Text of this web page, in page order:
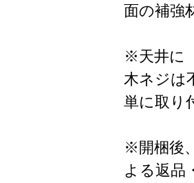
面の補強
※天井に
木ネジは
単に取り
※開梱後
よる返品